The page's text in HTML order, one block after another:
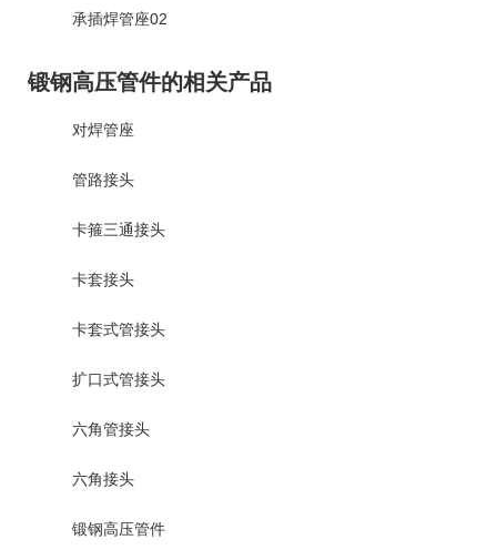
承插焊管座02
锻钢高压管件的相关产品
对焊管座
管路接头
卡箍三通接头
卡套接头
卡套式管接头
扩口式管接头
六角管接头
六角接头
锻钢高压管件